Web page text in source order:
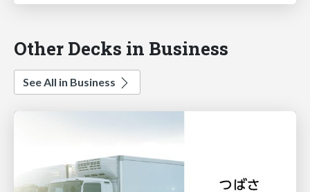
Other Decks in Business
See All in Business